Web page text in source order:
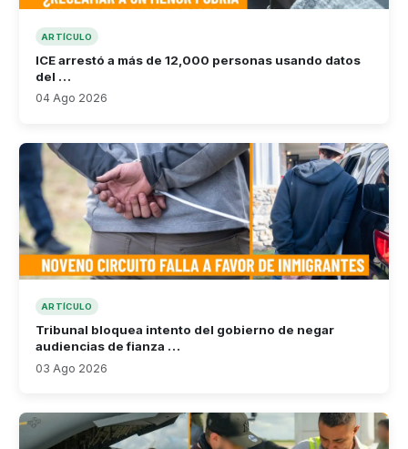
ARTÍCULO
ICE arrestó a más de 12,000 personas usando datos
del …
04 Ago 2026
ARTÍCULO
Tribunal bloquea intento del gobierno de negar
audiencias de fianza …
03 Ago 2026